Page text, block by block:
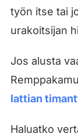
työn itse tai
urakoitsijan
Jos alusta
lattian
Haluatko